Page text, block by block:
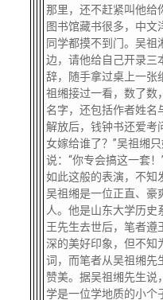
那里，还不赶紧叫他给
图书馆藏书很多，中文
同学都摸不到门。吴祖
边，请他给自己开录三
辞，随手拿过桌上一张
祖缃接过一看，数了数
名字，还包括作者姓名
解放后，钱钟书还爱考
女嫁给谁了？”吴祖缃
说：“你专会搞这一套！
如此这般的表演，不知
吴祖缃是一位正直、豪
人。他是山东大学历史
王先生去世后，笔者遵
深的美好印象，但不知
词，而笔者从吴祖缃先
赞美。据吴祖缃先生说
学是一位学地质的小个